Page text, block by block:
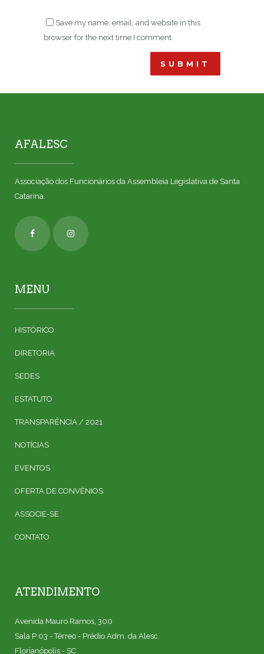
Save my name, email, and website in this
browser for the next time I comment.
AFALESC
Associação dos Funcionários da Assembleia Legislativa de Santa
Catarina.
MENU
HISTÓRICO
DIRETORIA
SEDES
ESTATUTO
TRANSPARÊNCIA / 2021
NOTÍCIAS
EVENTOS
OFERTA DE CONVÊNIOS
ASSOCIE-SE
CONTATO
ATENDIMENTO
Avenida Mauro Ramos, 300
Sala P 03 - Térreo - Prédio Adm. da Alesc.
Florianópolis - SC